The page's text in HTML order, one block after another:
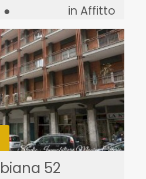
● in Affitto
52